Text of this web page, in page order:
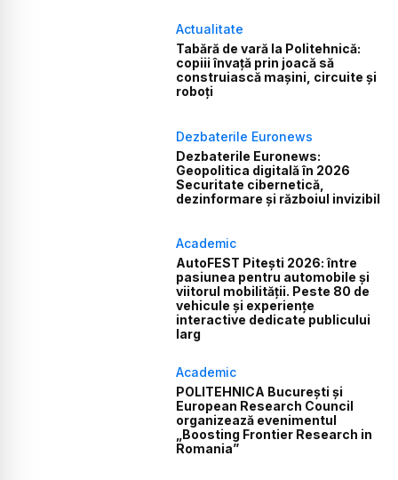
Actualitate
Tabără de vară la Politehnică:
copiii învață prin joacă să
construiască mașini, circuite și
roboți
Dezbaterile Euronews
Dezbaterile Euronews:
Geopolitica digitală în 2026
Securitate cibernetică,
dezinformare și războiul invizibil
Academic
AutoFEST Pitești 2026: între
pasiunea pentru automobile și
viitorul mobilității. Peste 80 de
vehicule și experiențe
interactive dedicate publicului
larg
Academic
POLITEHNICA București și
European Research Council
organizează evenimentul
„Boosting Frontier Research in
Romania”